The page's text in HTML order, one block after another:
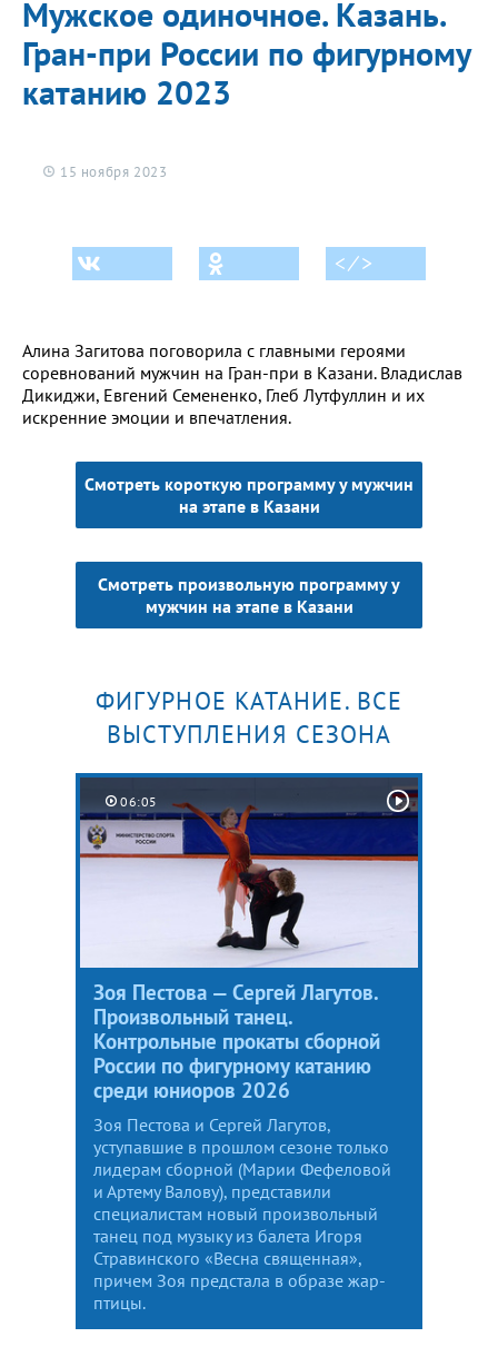
Мужское одиночное. Казань.
Гран-при России по фигурному
катанию 2023
15 ноября 2023
< ⁄ >
Алина Загитова поговорила с главными героями
соревнований мужчин на Гран-при в Казани. Владислав
Дикиджи, Евгений Семененко, Глеб Лутфуллин и их
искренние эмоции и впечатления.
Смотреть короткую программу у мужчин
на этапе в Казани
Смотреть произвольную программу у
мужчин на этапе в Казани
ФИГУРНОЕ КАТАНИЕ. ВСЕ
ВЫСТУПЛЕНИЯ СЕЗОНА
06:05
Зоя Пестова — Сергей Лагутов.
Произвольный танец.
Контрольные прокаты сборной
России по фигурному катанию
среди юниоров 2026
Зоя Пестова и Сергей Лагутов,
уступавшие в прошлом сезоне только
лидерам сборной (Марии Фефеловой
и Артему Валову), представили
специалистам новый произвольный
танец под музыку из балета Игоря
Стравинского «Весна священная»,
причем Зоя предстала в образе жар-
птицы.